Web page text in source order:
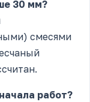
30 мм?
смесями
работ?